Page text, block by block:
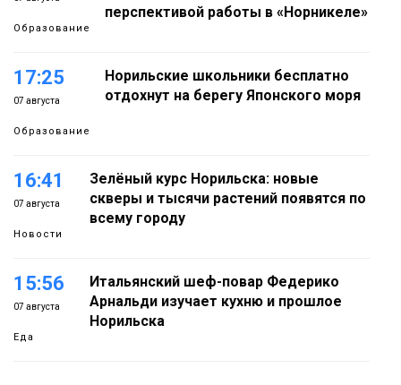
Образование
перспективой работы в «Норникеле»
17:25
07 августа
Образование
Норильские школьники бесплатно
отдохнут на берегу Японского моря
16:41
07 августа
Новости
Зелёный курс Норильска: новые
скверы и тысячи растений появятся по
всему городу
15:56
07 августа
Еда
Итальянский шеф-повар Федерико
Арнальди изучает кухню и прошлое
Норильска